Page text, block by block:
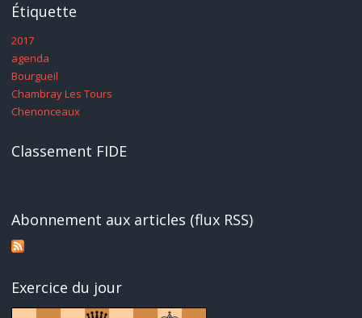
Étiquette
2017
agenda
Bourgueil
Chambray Les Tours
Chenonceaux
Classement FIDE
Abonnement aux articles (flux RSS)
Exercice du jour